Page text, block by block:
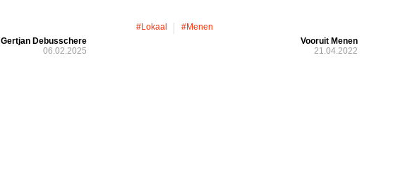
Gertjan Debusschere
06.02.2025
#lokaal
#menen
Vooruit Menen
21.04.2022